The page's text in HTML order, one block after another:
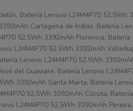
Batería Lenovo L24M4P70 52.5Wh
Cartagena de Indias, Batería
52.5Wh 3392mAh Florencia, Batería
L24M4P70 52.5Wh 3392mAh
Lenovo L24M4P70 52.5Wh
del Guaviare, Batería Lenovo
3392mAh Santa Marta, Batería
52.5Wh 3392mAh Cúcuta,
L24M4P70 52.5Wh 3392mAh